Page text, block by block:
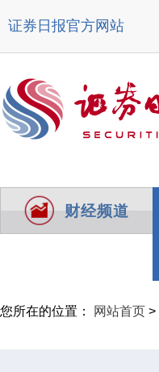
证券日报官方网站
财经频道
您所在的位置： 网站首页 >